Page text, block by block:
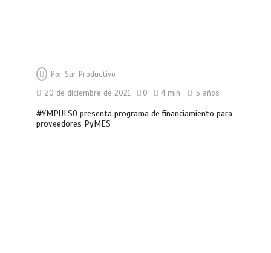
Por Sur Productivo
20 de diciembre de 2021
0 4 min 5 años
#YMPULSO presenta programa de financiamiento para
proveedores PyMES